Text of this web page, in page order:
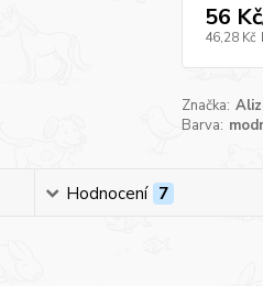
56 Kč
46,28 Kč
Značka:
Barva:
Hodnocení 7